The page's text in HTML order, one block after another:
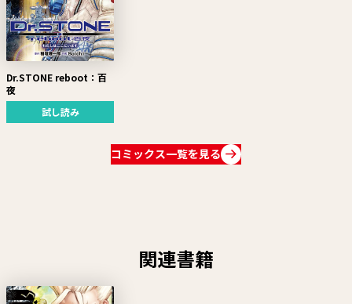
Dr.STONE reboot：百
夜
試し読み
コミックス一覧を見る
関連書籍